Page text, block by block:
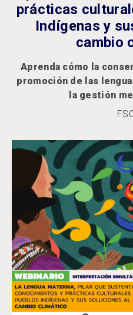
prácticas
Indígenas y
cambio
Aprenda cómo la
promoción de las
la gestión